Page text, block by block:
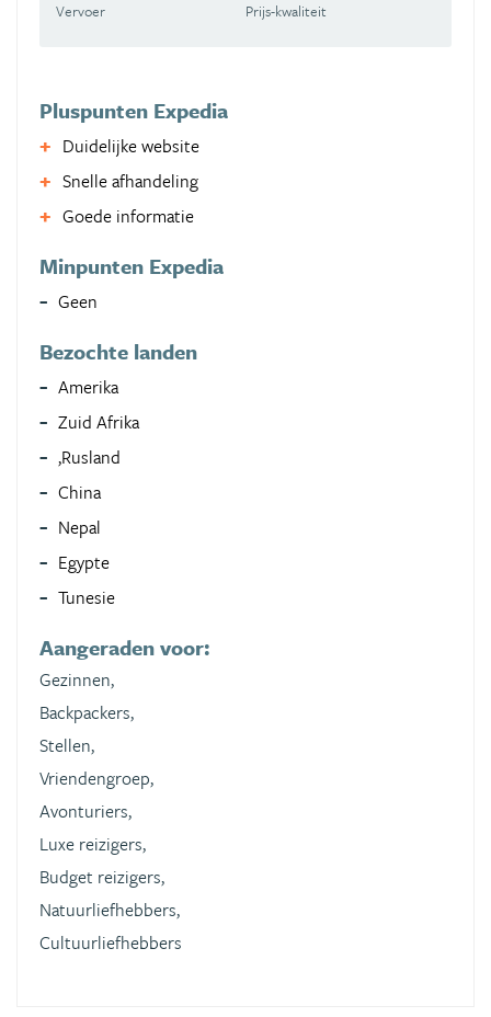
Vervoer Prijs-kwaliteit
Pluspunten Expedia
Duidelijke website
Snelle afhandeling
Goede informatie
Minpunten Expedia
Geen
Bezochte landen
Amerika
Zuid Afrika
,Rusland
China
Nepal
Egypte
Tunesie
Aangeraden voor:
Gezinnen,
Backpackers,
Stellen,
Vriendengroep,
Avonturiers,
Luxe reizigers,
Budget reizigers,
Natuurliefhebbers,
Cultuurliefhebbers